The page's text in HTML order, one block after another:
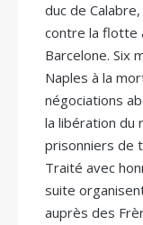
duc de
contre la flotte
Barcelone. Six
Naples à la
négociations
la libération du
prisonniers de
Traité avec
suite
auprès des